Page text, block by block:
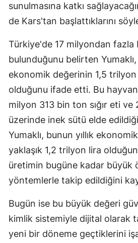
sunulmasına katkı
de Kars'tan başlattıklarını
Türkiye'de 17 milyondan fazla
bulunduğunu belirten
ekonomik değerinin 1,5 trilyon
olduğunu ifade etti. Bu
milyon 313 bin ton sığır eti
üzerinde inek sütü elde
Yumaklı, bunun yıllık ekonomik
yaklaşık 1,2 trilyon lira
üretimin bugüne kadar büyük
yöntemlerle takip edildiğini
Bugün ise bu büyük değeri
kimlik sistemiyle dijital olarak
yeni bir döneme geçtiklerini